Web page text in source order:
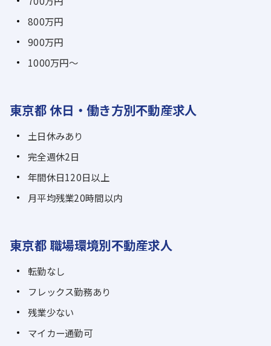
800万円
900万円
1000万円～
東京都 休日・働き方別不動産求人
土日休みあり
完全週休2日
年間休日120日以上
月平均残業20時間以内
東京都 職場環境別不動産求人
転勤なし
フレックス勤務あり
残業少ない
マイカー通勤可